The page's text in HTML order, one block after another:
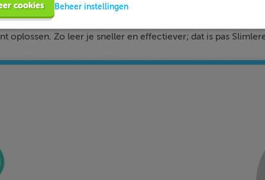
video-colleges, vuistregels en meer helpen jou om de
ieder fout gegeven antwoord direct een heldere uitleg hoe
oplossen. Zo leer je sneller en effectiever; dat is pas
cookies Beheer instellingen